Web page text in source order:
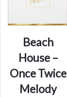
Beach
House –
Once Twice
Melody